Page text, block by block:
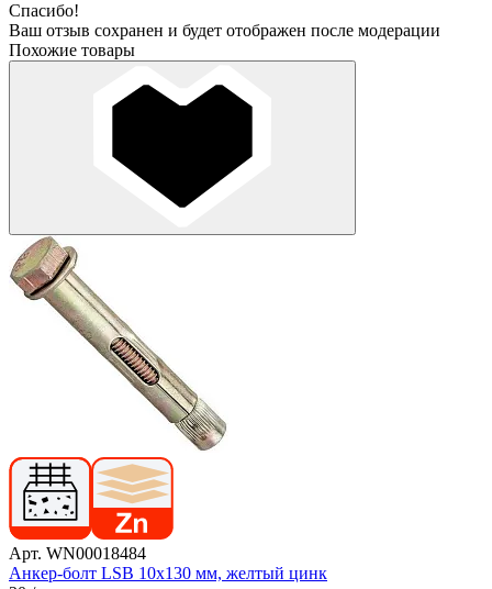
Спасибо!
Ваш отзыв сохранен и будет отображен после модерации
Похожие товары
Арт. WN00018484
Анкер-болт LSB 10х130 мм, желтый цинк